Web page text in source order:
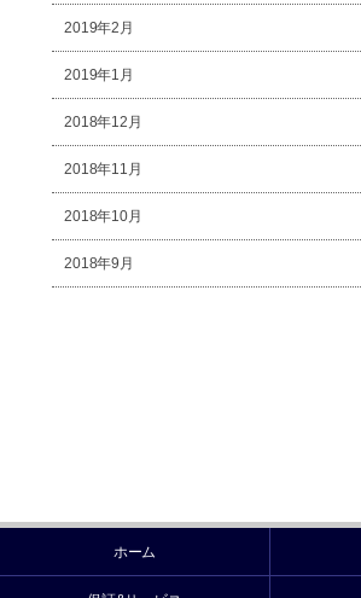
2019年2月
2019年1月
2018年12月
2018年11月
2018年10月
2018年9月
ホーム